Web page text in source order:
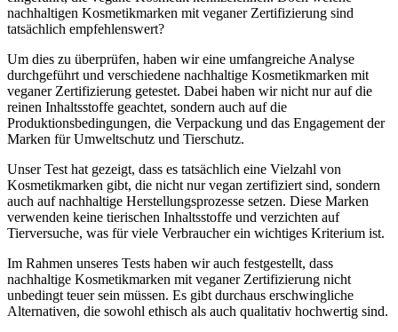
nachhaltigen Kosmetikmarken mit veganer Zertifizierung sind
tatsächlich empfehlenswert?
Um dies zu überprüfen, haben wir eine umfangreiche Analyse
durchgeführt und verschiedene nachhaltige Kosmetikmarken mit
veganer Zertifizierung getestet. Dabei haben wir nicht nur auf die
reinen Inhaltsstoffe geachtet, sondern auch auf die
Produktionsbedingungen, die Verpackung und das Engagement der
Marken für Umweltschutz und Tierschutz.
Unser Test hat gezeigt, dass es tatsächlich eine Vielzahl von
Kosmetikmarken gibt, die nicht nur vegan zertifiziert sind, sondern
auch auf nachhaltige Herstellungsprozesse setzen. Diese Marken
verwenden keine tierischen Inhaltsstoffe und verzichten auf
Tierversuche, was für viele Verbraucher ein wichtiges Kriterium ist.
Im Rahmen unseres Tests haben wir auch festgestellt, dass
nachhaltige Kosmetikmarken mit veganer Zertifizierung nicht
unbedingt teuer sein müssen. Es gibt durchaus erschwingliche
Alternativen, die sowohl ethisch als auch qualitativ hochwertig sind.